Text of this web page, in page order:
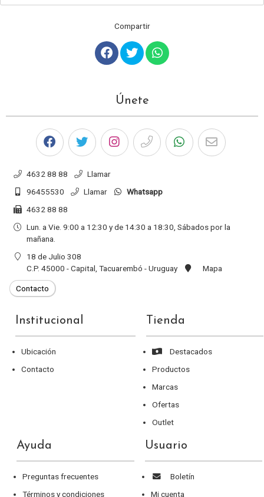
Compartir
Únete
4632 88 88
Llamar
96455530
Llamar
Whatsapp
4632 88 88
Lun. a Vie. 9:00 a 12:30 y de 14:30 a 18:30, Sábados por la
mañana.
18 de Julio 308
C.P. 45000 - Capital, Tacuarembó - Uruguay
Mapa
Institucional
Ubicación
Contacto
Tienda
Destacados
Productos
Marcas
Ofertas
Outlet
Ayuda
Preguntas frecuentes
Términos y condiciones
Usuario
Boletín
Mi cuenta